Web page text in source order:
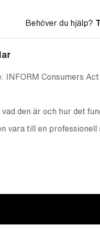
Behöver du hjälp?
INFORM Consumers Act
den är och hur det
vara till en professionell